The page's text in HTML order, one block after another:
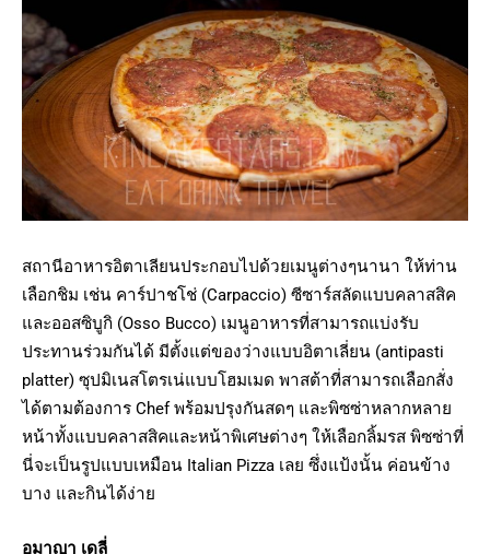
สถานีอาหารอิตาเลียนประกอบไปด้วยเมนูต่างๆนานา ให้ท่าน
เลือกชิม เช่น คาร์ปาชโช่ (Carpaccio) ซีซาร์สลัดแบบคลาสสิค
และออสซิบูกิ (Osso Bucco) เมนูอาหารที่สามารถแบ่งรับ
ประทานร่วมกันได้ มีตั้งแต่ของว่างแบบอิตาเลี่ยน (antipasti
platter) ซุปมิเนสโตรเน่แบบโฮมเมด พาสต้าที่สามารถเลือกสั่ง
ได้ตามต้องการ Chef พร้อมปรุงกันสดๆ และพิซซ่าหลากหลาย
หน้าทั้งแบบคลาสสิคและหน้าพิเศษต่างๆ ให้เลือกลิ้มรส พิซซ่าที่
นี่จะเป็นรูปแบบเหมือน Italian Pizza เลย ซึ่งแป้งนั้น ค่อนข้าง
บาง และกินได้ง่าย
อมาญา เดลี่